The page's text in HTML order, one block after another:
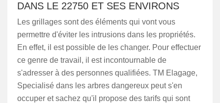
DANS LE 22750 ET SES ENVIRONS
Les grillages sont des éléments qui vont vous
permettre d'éviter les intrusions dans les propriétés.
En effet, il est possible de les changer. Pour effectuer
ce genre de travail, il est incontournable de
s'adresser à des personnes qualifiées. TM Elagage,
Specialisé dans les arbres dangereux peut s'en
occuper et sachez qu'il propose des tarifs qui sont